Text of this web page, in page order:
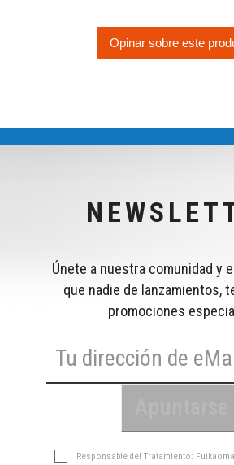
Opinar sobre este
Únete a nuestra comunidad y
que nadie de lanzamientos,
promociones
Responsable del Tratamiento: